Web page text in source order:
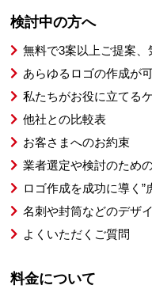
検討中の方へ
無料で3案以上ご提案
あらゆるロゴの作成が
私たちがお役に立てる
他社との比較表
お客さまへのお約束
業者選定や検討のため
ロゴ作成を成功に導く”
名刺や封筒などのデザ
よくいただくご質問
料金について